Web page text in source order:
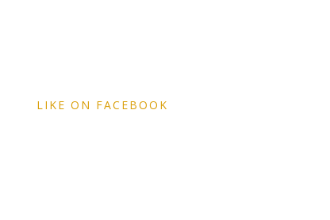
LIKE ON FACEBOOK